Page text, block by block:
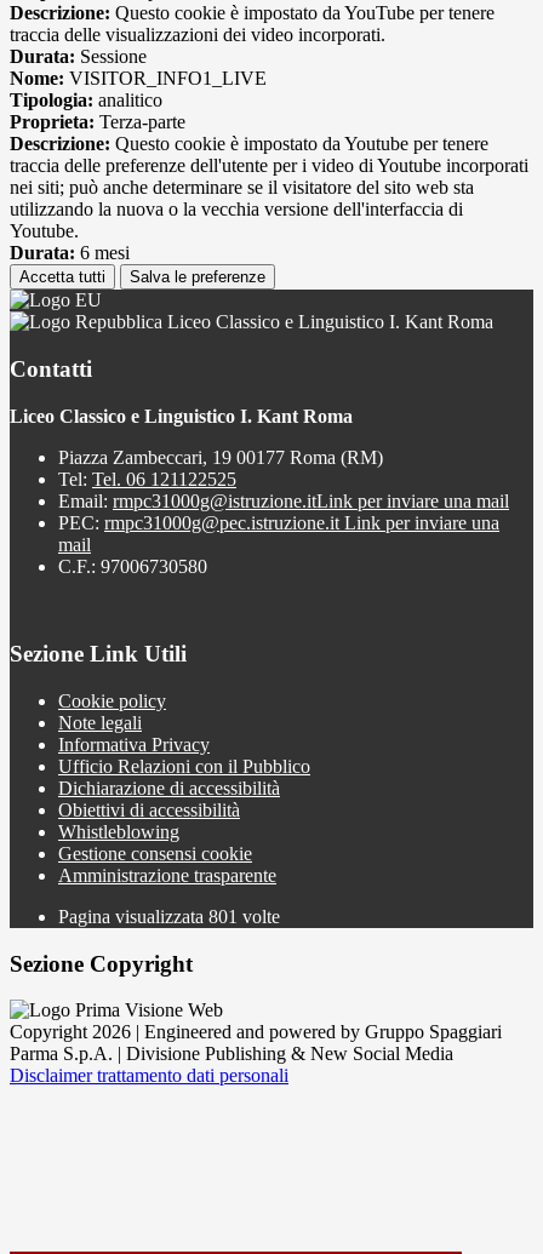
Descrizione: Questo cookie è impostato da YouTube per tenere
traccia delle visualizzazioni dei video incorporati.
Durata: Sessione
Nome: VISITOR_INFO1_LIVE
Tipologia: analitico
Proprieta: Terza-parte
Descrizione: Questo cookie è impostato da Youtube per tenere
traccia delle preferenze dell'utente per i video di Youtube incorporati
nei siti; può anche determinare se il visitatore del sito web sta
utilizzando la nuova o la vecchia versione dell'interfaccia di
Youtube.
Durata: 6 mesi
Accetta tutti Salva le preferenze
Liceo Classico e Linguistico I. Kant Roma
Contatti
Liceo Classico e Linguistico I. Kant Roma
Piazza Zambeccari, 19 00177 Roma (RM)
Tel: Tel. 06 121122525
Email: rmpc31000g@istruzione.itLink per inviare una mail
PEC: rmpc31000g@pec.istruzione.it Link per inviare una
mail
C.F.: 97006730580
Sezione Link Utili
Cookie policy
Note legali
Informativa Privacy
Ufficio Relazioni con il Pubblico
Dichiarazione di accessibilità
Obiettivi di accessibilità
Whistleblowing
Gestione consensi cookie
Amministrazione trasparente
Pagina visualizzata 801 volte
Sezione Copyright
Copyright 2026 | Engineered and powered by Gruppo Spaggiari
Parma S.p.A. | Divisione Publishing & New Social Media
Disclaimer trattamento dati personali